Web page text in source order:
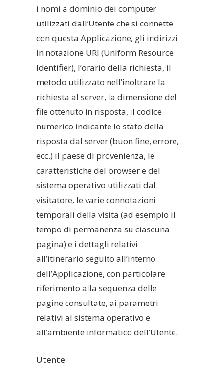
i nomi a dominio dei computer
utilizzati dall’Utente che si connette
con questa Applicazione, gli indirizzi
in notazione URI (Uniform Resource
Identifier), l’orario della richiesta, il
metodo utilizzato nell’inoltrare la
richiesta al server, la dimensione del
file ottenuto in risposta, il codice
numerico indicante lo stato della
risposta dal server (buon fine, errore,
ecc.) il paese di provenienza, le
caratteristiche del browser e del
sistema operativo utilizzati dal
visitatore, le varie connotazioni
temporali della visita (ad esempio il
tempo di permanenza su ciascuna
pagina) e i dettagli relativi
all’itinerario seguito all’interno
dell’Applicazione, con particolare
riferimento alla sequenza delle
pagine consultate, ai parametri
relativi al sistema operativo e
all’ambiente informatico dell’Utente.
Utente